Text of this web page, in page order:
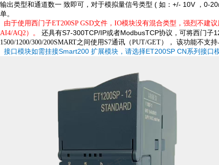
输出类型和通道数一 致即可，对于模拟量信号类型 ( 如： +/- 10V ， 0-
单。
由于使用西门子ET200SP GSD文件，IO模块没有混合类型，强烈不建
AI4/AQ2）。 还具有S7-300TCP/IP或者ModbusTCP协议，可将西门子
1500/1200/300/200SMART之间使用S7通讯（PUT/GET）， 该功能不支持
接口模块如需挂接Smart200 扩展模块，请选择ET200SP CN系列接口